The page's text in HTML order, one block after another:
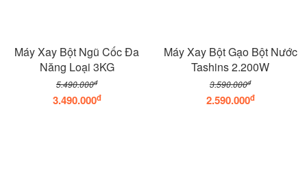
Máy Xay Bột Ngũ Cốc Đa
Năng Loại 3KG
5.490.000đ
3.490.000đ
Máy Xay Bột Gạo Bột Nước
Tashins 2.200W
3.590.000đ
2.590.000đ